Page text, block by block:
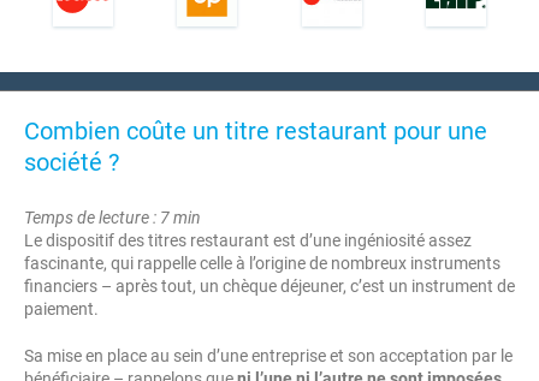
Combien coûte un titre restaurant pour une
société ?
Temps de lecture : 7 min
Le dispositif des titres restaurant est d’une ingéniosité assez
fascinante, qui rappelle celle à l’origine de nombreux instruments
financiers – après tout, un chèque déjeuner, c’est un instrument de
paiement.
Sa mise en place au sein d’une entreprise et son acceptation par le